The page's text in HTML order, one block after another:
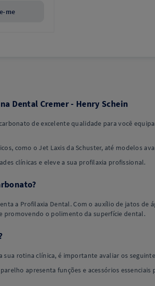
me
Dental Cremer - Henry Schein
de excelente qualidade para você
como o Jet Laxis da Schuster, até modelos
clínicas e eleve a sua profilaxia profissional.
a Profilaxia Dental. Com o auxílio de jatos de
promovendo o polimento da superfície dental.
rotina clínica, é importante avaliar os
apresenta funções e acessórios